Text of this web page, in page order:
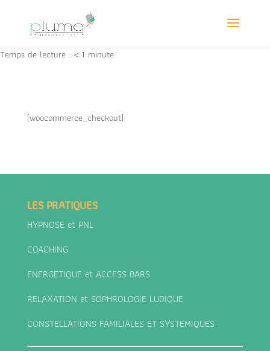
Temps de lecture : < 1 minute
[woocommerce_checkout]
LES PRATIQUES
HYPNOSE et PNL
COACHING
ENERGETIQUE et ACCESS BARS
RELAXATION et SOPHROLOGIE LUDIQUE
CONSTELLATIONS FAMILIALES ET SYSTEMIQUES